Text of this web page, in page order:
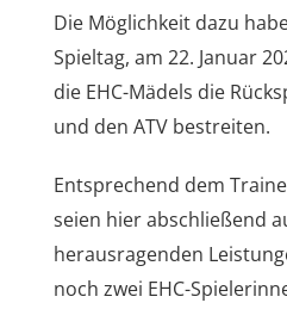
Die Möglichkeit dazu
Spieltag, am 22. Januar
die EHC-Mädels die
und den ATV bestreiten.
Entsprechend dem
seien hier abschließend
herausragenden
noch zwei EHC-